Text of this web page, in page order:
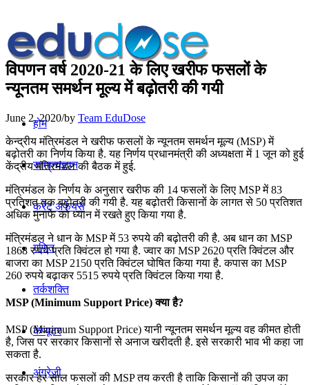
होम
सामान्यज्ञान
करेंट अफेयर्स
गणित
तर्कशक्ति
कंप्यूटर
अंग्रेजी
विपणन वर्ष 2020-21 के लिए खरीफ फसलों के
न्‍यूनतम समर्थन मूल्‍य में बढ़ोतरी की गयी
June 2, 2020/by Team EduDose
केन्द्रीय मंत्रिमंडल ने खरीफ फसलों के न्यूनतम समर्थन मूल्य (MSP) में
बढ़ोतरी का निर्णय किया है. यह निर्णय प्रधानमंत्री की अध्यक्षता में 1 जून को हुई
केंद्रीय मंत्रिमंडल की बैठक में हुई.
मंत्रिमंडल के निर्णय के अनुसार खरीफ की 14 फसलों के लिए MSP में 83
प्रतिशत तक बढ़ोतरी की गयी है. यह बढ़ोतरी किसानों के लागत से 50 प्रतिशत
अधिक मुनाफे को ध्‍यान में रखते हुए किया गया है.
मंत्रिमंडल ने धान के MSP में 53 रुपये की बढ़ोतरी की है. अब धान का MSP
1868 रुपये प्रति क्विंटल हो गया है. ज्‍वार का MSP 2620 प्रति क्विंटल और
बाजरा का MSP 2150 प्रति क्विंटल घोषित किया गया है. कपास का MSP
260 रुपये बढ़ाकर 5515 रुपये प्रति क्विंटल किया गया है.
MSP (Minimum Support Price) क्या है?
MSP (Minimum Support Price) यानी न्यूनतम समर्थन मूल्य वह कीमत होती
है, जिस पर सरकार किसानों से अनाज खरीदती है. इसे सरकारी भाव भी कहा जा
सकता है.
सरकार हर साल फसलों की MSP तय करती है ताकि किसानों की उपज का